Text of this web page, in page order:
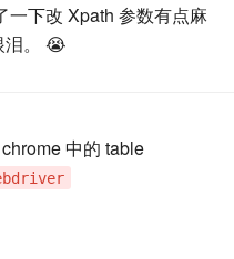
一下改 Xpath 参数有点麻
泪。 😭
中的 table